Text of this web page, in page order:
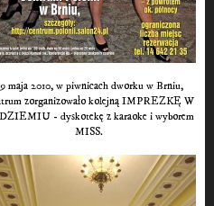
maja 2010, w piwnicach dworku w Brniu,
zorganizowało kolejną IMPREZKĘ W
- dyskotekę z karaoke i wyborem
MISS.